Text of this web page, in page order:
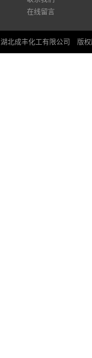
在线留言
湖北成丰化工有限公司 版